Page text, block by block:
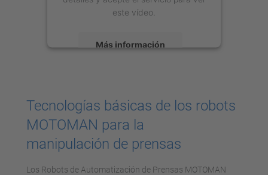
este vídeo.
Más información
Management Platform
Tecnologías básicas de los robots
MOTOMAN para la
manipulación de prensas
Los Robots de Automatización de Prensas MOTOMAN